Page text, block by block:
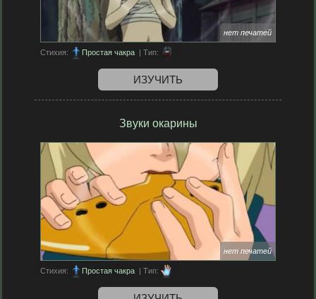
нет печатей
Стихия: Простая чакра | Тип:
ИЗУЧИТЬ
Звуки окарины
нет печатей
Стихия: Простая чакра | Тип: